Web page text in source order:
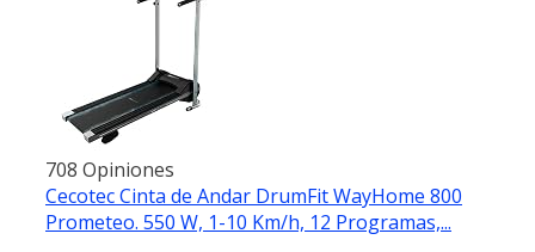
708 Opiniones
Cecotec Cinta de Andar DrumFit WayHome 800
Prometeo. 550 W, 1-10 Km/h, 12 Programas,...